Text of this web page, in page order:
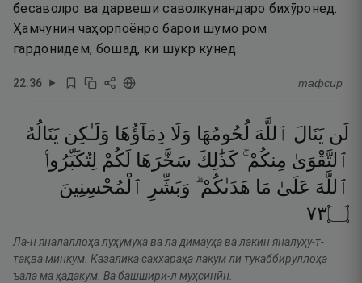
бесаволро ва дарвеши саволкунандаро бихӯронед.
Ҳамчунин чаҳорпоёнро барои шумо ром
гардонидем, бошад, ки шукр кунед.
22:36 тафсир
لَن يَنَالَ ٱللَّهَ لُحُومُهَا وَلَا دِمَآؤُهَا وَلَـٰكِن يَنَالُهُ
ٱلتَّقْوَىٰ مِنكُمْ ۚ كَذَٰلِكَ سَخَّرَهَا لَكُمْ لِتُكَبِّرُوا۟
ٱللَّهَ عَلَىٰ مَا هَدَىٰكُمْ ۗ وَبَشِّرِ
ٱلْمُحْسِنِينَ
۝٣٧
Ла-н яналаллоҳа луҳумуҳа ва ла димауҳа ва лакин яналуҳу-т-
тақва минкум. Казалика саххараҳа лакум ли тукаббируллоҳа
ъала ма ҳадакум. Ва башшири-л муҳсинӣн.